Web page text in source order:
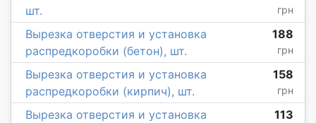
шт.
грн
Вырезка отверстия и установка
распредкоробки (бетон), шт.
188
грн
Вырезка отверстия и установка
распредкоробки (кирпич), шт.
158
грн
Вырезка отверстия и установка
113